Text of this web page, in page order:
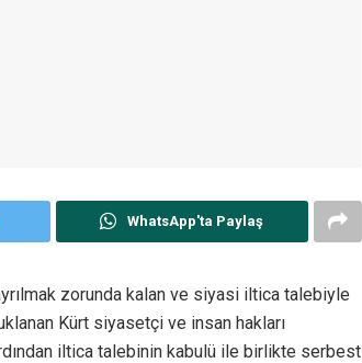
WhatsApp'ta Paylaş
zorunda kalan ve siyasi iltica talebiyle
Kürt siyasetçi ve insan hakları
iltica talebinin kabulü ile birlikte serbest